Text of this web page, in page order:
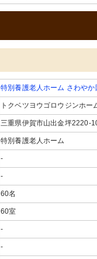
特別養護老人ホーム さわやか
トクベツヨウゴロウジンホ
三重県伊賀市山出金坪2220-
特別養護老人ホーム
-
-
60名
60室
-
-